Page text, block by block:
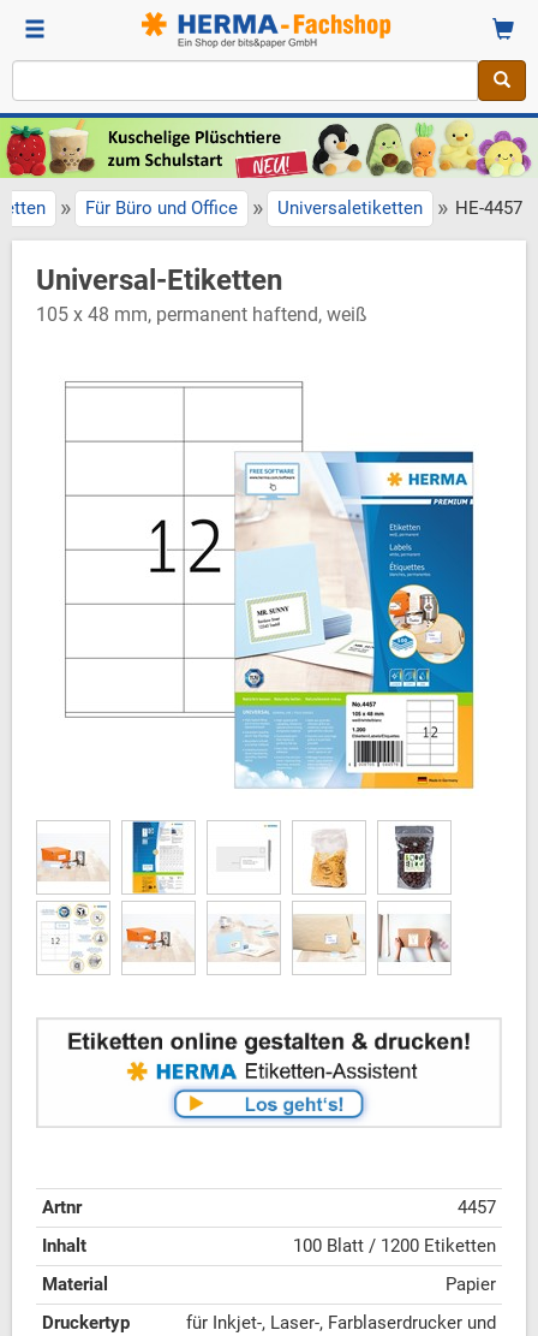
» Für Büro und Office » Universaletiketten » HE-4457
Universal-Etiketten
105 x 48 mm, permanent haftend, weiß
Artnr
4457
Inhalt
100 Blatt / 1200 Etiketten
Material
Papier
Druckertyp
für Inkjet-, Laser-, Farblaserdrucker und